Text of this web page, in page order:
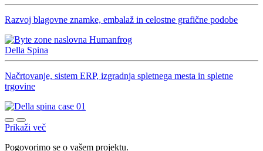
Razvoj blagovne znamke, embalaž in celostne grafične podobe
Della Spina
Načrtovanje, sistem ERP, izgradnja spletnega mesta in spletne
trgovine
Prikaži več
Pogovorimo se o vašem projektu.